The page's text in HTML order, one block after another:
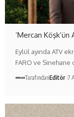
‘Mercan Köşk’ün
Eylül ayında ATV
FARO ve Sinehane
TarafındanEditör 7